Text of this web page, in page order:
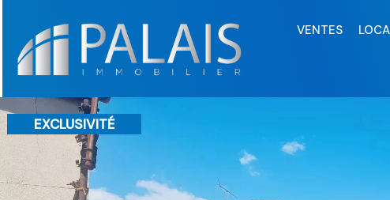
VENTES
VENDU
EXCLUSIVITÉ